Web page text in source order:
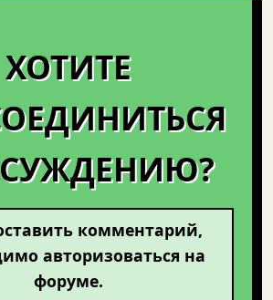
ХОТИТЕ
комментарий,
авторизоваться на
форуме.